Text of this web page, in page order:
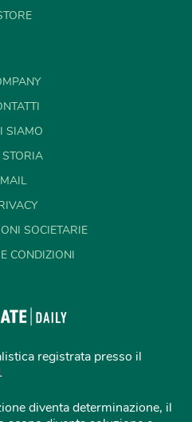
SIAMO
MAIL
SOCIETARIE
CONDIZIONI
registrata presso il
diventa determinazione, il